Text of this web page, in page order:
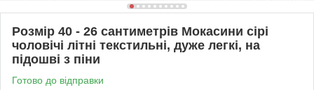
Розмір 40 - 26 сантиметрів Мокасини сірі
чоловічі літні текстильні, дуже легкі, на
підошві з піни
Готово до відправки